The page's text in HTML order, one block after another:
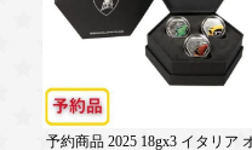
予約商品 2025 18gx3 イタリア